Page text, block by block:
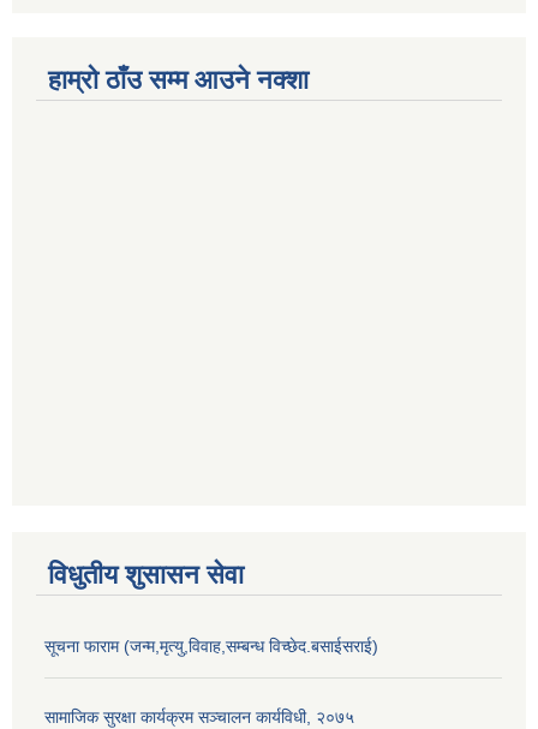
हाम्रो ठाँउ सम्म आउने नक्शा
विधुतीय शुसासन सेवा
सूचना फाराम (जन्म,मृत्यु,विवाह,सम्बन्ध विच्छेद.बसाईसराई)
सामाजिक सुरक्षा कार्यक्रम सञ्चालन कार्यविधी, २०७५